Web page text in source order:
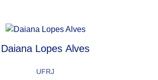
Daiana Lopes Alves
UFRJ